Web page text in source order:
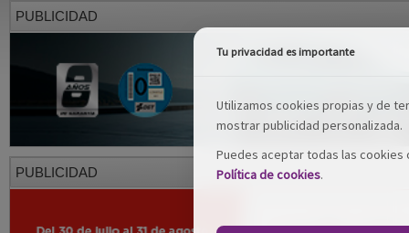
PUBLICIDAD
PUBLICIDAD
Tu privacidad es importante
Utilizamos cookies propias y de
mostrar publicidad personalizada.
Puedes aceptar todas las
Política de cookies.